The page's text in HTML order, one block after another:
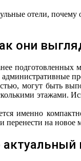
отели,
они
подготовленных
могут быть
этажами.
именно
перенести на